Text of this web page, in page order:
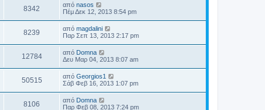
8342 από nasos
Πέμ Δεκ 12, 2013 8:54 pm
8239 από magdalini
Παρ Σεπ 13, 2013 2:17 pm
12784 από Domna
Δευ Μαρ 04, 2013 8:07 am
50515 από Georgios1
Σάβ Φεβ 16, 2013 1:07 pm
8106 από Domna
Παρ Φεβ 08, 2013 7:24 pm